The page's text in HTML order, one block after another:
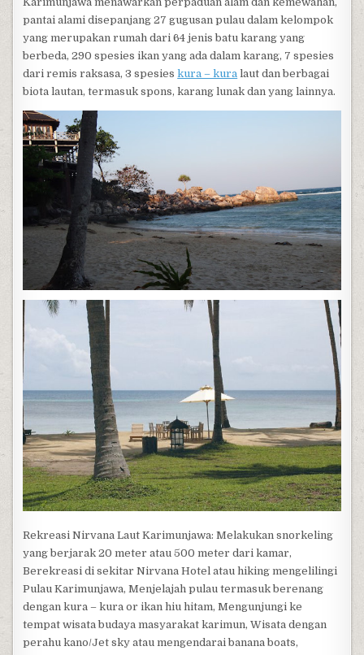
pantai alami disepanjang 27 gugusan pulau dalam kelompok
yang merupakan rumah dari 64 jenis batu karang yang
berbeda, 290 spesies ikan yang ada dalam karang, 7 spesies
dari remis raksasa, 3 spesieskura – kura laut dan berbagai
biota lautan, termasuk spons, karang lunak dan yang lainnya.
Rekreasi Nirvana Laut Karimunjawa: Melakukan snorkeling
yang berjarak 20 meter atau 500 meter dari kamar,
Berekreasi di sekitar Nirvana Hotel atau hiking mengelilingi
Pulau Karimunjawa, Menjelajah pulau termasuk berenang
dengan kura – kura or ikan hiu hitam, Mengunjungi ke
tempat wisata budaya masyarakat karimun, Wisata dengan
perahu kano/Jet sky atau mengendarai banana boats,